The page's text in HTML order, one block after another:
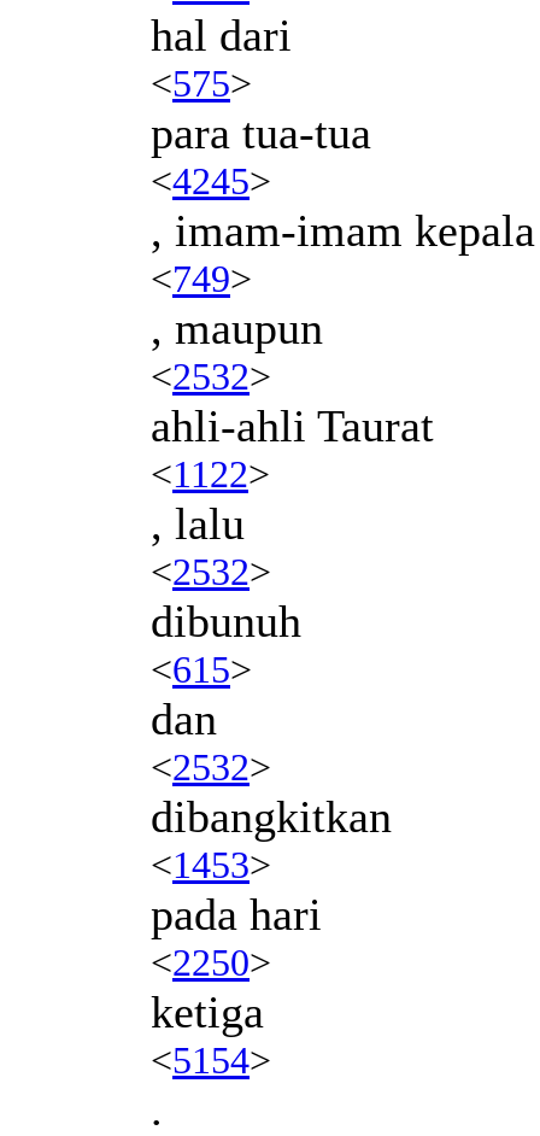
hal dari
<575>
para tua-tua
<4245>
, imam-imam kepala
<749>
, maupun
<2532>
ahli-ahli Taurat
<1122>
, lalu
<2532>
dibunuh
<615>
dan
<2532>
dibangkitkan
<1453>
pada hari
<2250>
ketiga
<5154>
.